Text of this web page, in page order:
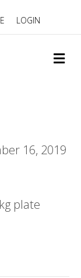
LOGIN
M
E
16, 2019
plate